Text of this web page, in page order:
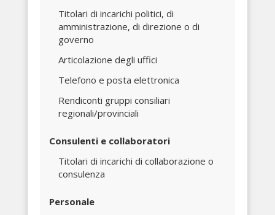
Titolari di incarichi politici, di
amministrazione, di direzione o di
governo
Articolazione degli uffici
Telefono e posta elettronica
Rendiconti gruppi consiliari
regionali/provinciali
Consulenti e collaboratori
Titolari di incarichi di collaborazione o
consulenza
Personale